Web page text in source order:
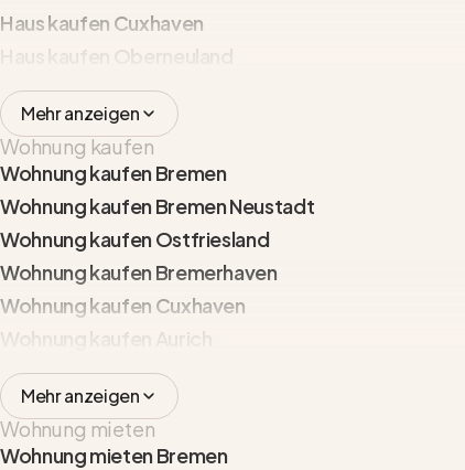
Haus kaufen Cuxhaven
Haus kaufen Oberneuland
Mehr anzeigen
Wohnung kaufen
Wohnung kaufen Bremen
Wohnung kaufen Bremen Neustadt
Wohnung kaufen Ostfriesland
Wohnung kaufen Bremerhaven
Wohnung kaufen Cuxhaven
Wohnung kaufen Aurich
Mehr anzeigen
Wohnung mieten
Wohnung mieten Bremen